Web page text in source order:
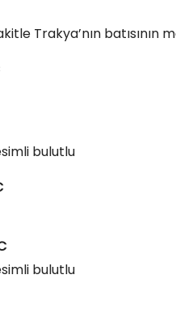
Trakya’nın
bulutlu
bulutlu